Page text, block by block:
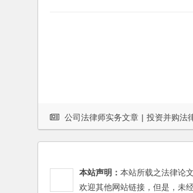
公司法律师实务文章 | 投资并购法
本站声明： 本站所载之法律论
欢迎其他网站链接，但是，未